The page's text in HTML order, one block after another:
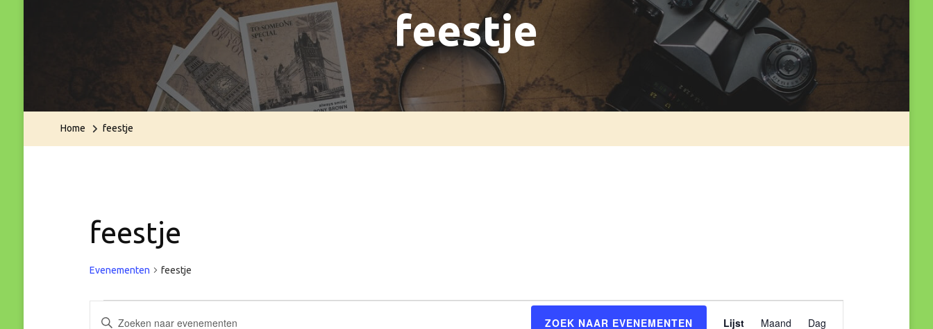
feestje
Home feestje
feestje
Evenementen feestje
Evenementen
Evenementen
Vul
ZOEK NAAR EVENEMENTEN
Evenement
Lijst Maand Dag